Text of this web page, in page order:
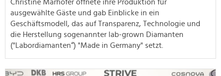
Christine Marhofer öffnete ihre Produktion für
ausgewählte Gäste und gab Einblicke in ein
Geschäftsmodell, das auf Transparenz, Technologie und
die Herstellung sogenannter lab-grown Diamanten
("Labordiamanten“) "Made in Germany" setzt.